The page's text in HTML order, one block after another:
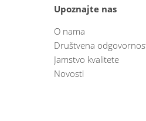
Upoznajte nas
O nama
Društvena
Jamstvo kvalitete
Novosti